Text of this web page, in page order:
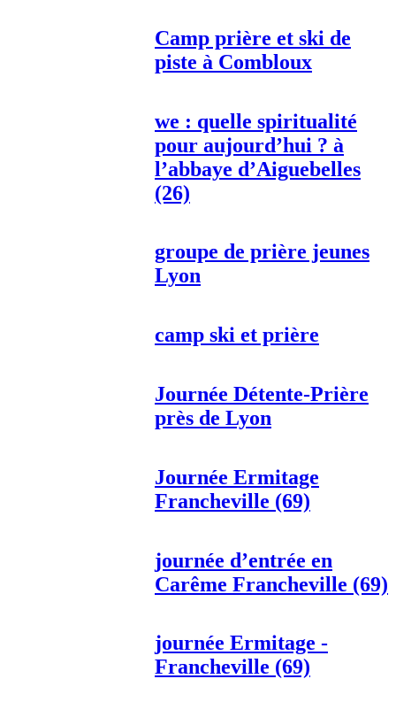
Camp prière et ski de
piste à Combloux
we : quelle spiritualité
pour aujourd’hui ? à
l’abbaye d’Aiguebelles
(26)
groupe de prière jeunes
Lyon
camp ski et prière
Journée Détente-Prière
près de Lyon
Journée Ermitage
Francheville (69)
journée d’entrée en
Carême Francheville (69)
journée Ermitage -
Francheville (69)